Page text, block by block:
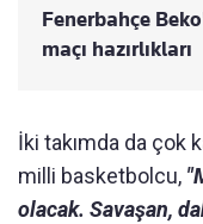
Fenerbahçe
maçı hazırlıkları
İki takımda da çok
milli basketbolcu,
olacak. Savaşan,